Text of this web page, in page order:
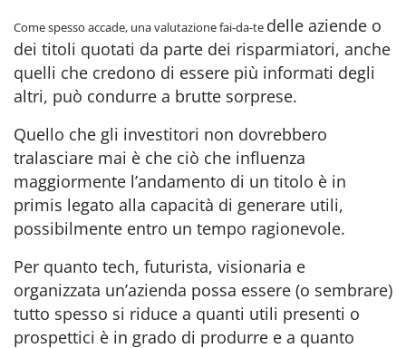
Come spesso accade, una valutazione fai-da-te delle aziende o
dei titoli quotati da parte dei risparmiatori, anche
quelli che credono di essere più informati degli
altri, può condurre a brutte sorprese.
Quello che gli investitori non dovrebbero
tralasciare mai è che ciò che influenza
maggiormente l’andamento di un titolo è in
primis legato alla capacità di generare utili,
possibilmente entro un tempo ragionevole.
Per quanto tech, futurista, visionaria e
organizzata un’azienda possa essere (o sembrare)
tutto spesso si riduce a quanti utili presenti o
prospettici è in grado di produrre e a quanto